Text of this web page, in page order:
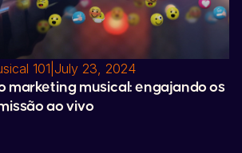
101 July 23, 2024
marketing musical: engajando os
ao vivo